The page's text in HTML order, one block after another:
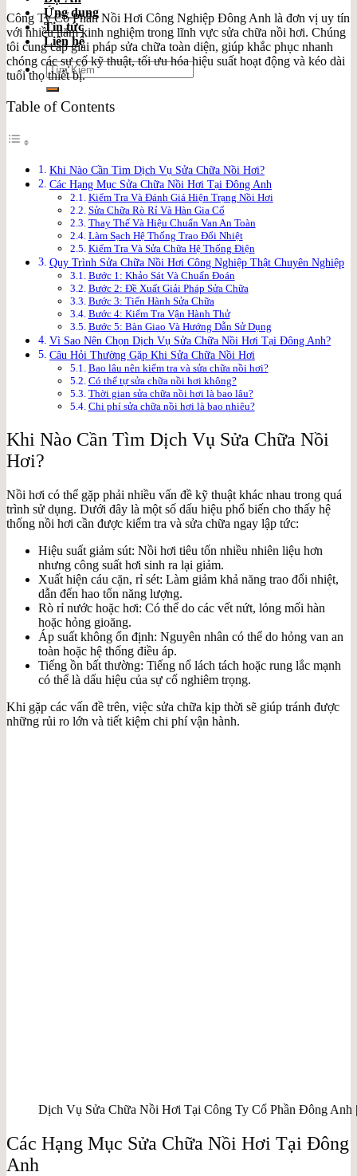
Ứng dụng
Tin tức
Liên hệ
Search
for:
Công Ty Cổ Phần Nồi Hơi Công Nghiệp Đông Anh là đơn vị uy tín
với nhiều năm kinh nghiệm trong lĩnh vực sửa chữa nồi hơi. Chúng
tôi cung cấp giải pháp sửa chữa toàn diện, giúp khắc phục nhanh
chóng các sự cố kỹ thuật, tối ưu hóa hiệu suất hoạt động và kéo dài
tuổi thọ thiết bị.
Table of Contents
Khi Nào Cần Tìm Dịch Vụ Sửa Chữa Nồi Hơi?
Các Hạng Mục Sửa Chữa Nồi Hơi Tại Đông Anh
Kiểm Tra Và Đánh Giá Hiện Trạng Nồi Hơi
Sửa Chữa Rò Rỉ Và Hàn Gia Cố
Thay Thế Và Hiệu Chuẩn Van An Toàn
Làm Sạch Hệ Thống Trao Đổi Nhiệt
Kiểm Tra Và Sửa Chữa Hệ Thống Điện
Quy Trình Sửa Chữa Nồi Hơi Công Nghiệp Thật Chuyên Nghiệp
Bước 1: Khảo Sát Và Chuẩn Đoán
Bước 2: Đề Xuất Giải Pháp Sửa Chữa
Bước 3: Tiến Hành Sửa Chữa
Bước 4: Kiểm Tra Vận Hành Thử
Bước 5: Bàn Giao Và Hướng Dẫn Sử Dụng
Vì Sao Nên Chọn Dịch Vụ Sửa Chữa Nồi Hơi Tại Đông Anh?
Câu Hỏi Thường Gặp Khi Sửa Chữa Nồi Hơi
Bao lâu nên kiểm tra và sửa chữa nồi hơi?
Có thể tự sửa chữa nồi hơi không?
Thời gian sửa chữa nồi hơi là bao lâu?
Chi phí sửa chữa nồi hơi là bao nhiêu?
Khi Nào Cần Tìm Dịch Vụ Sửa Chữa Nồi
Hơi?
Nồi hơi có thể gặp phải nhiều vấn đề kỹ thuật khác nhau trong quá
trình sử dụng. Dưới đây là một số dấu hiệu phổ biến cho thấy hệ
thống nồi hơi cần được kiểm tra và sửa chữa ngay lập tức:
Hiệu suất giảm sút: Nồi hơi tiêu tốn nhiều nhiên liệu hơn
nhưng công suất hơi sinh ra lại giảm.
Xuất hiện cáu cặn, rỉ sét: Làm giảm khả năng trao đổi nhiệt,
dẫn đến hao tổn năng lượng.
Rò rỉ nước hoặc hơi: Có thể do các vết nứt, lỏng mối hàn
hoặc hỏng gioăng.
Áp suất không ổn định: Nguyên nhân có thể do hỏng van an
toàn hoặc hệ thống điều áp.
Tiếng ồn bất thường: Tiếng nổ lách tách hoặc rung lắc mạnh
có thể là dấu hiệu của sự cố nghiêm trọng.
Khi gặp các vấn đề trên, việc sửa chữa kịp thời sẽ giúp tránh được
những rủi ro lớn và tiết kiệm chi phí vận hành.
Dịch Vụ Sửa Chữa Nồi Hơi Tại Công Ty Cổ Phần Đông Anh
Các Hạng Mục Sửa Chữa Nồi Hơi Tại Đông
Anh